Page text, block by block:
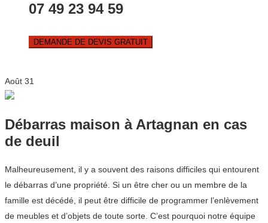
07 49 23 94 59
DEMANDE DE DEVIS GRATUIT
Août 31
Débarras maison à Artagnan en cas
de deuil
Malheureusement, il y a souvent des raisons difficiles qui entourent
le débarras d’une propriété. Si un être cher ou un membre de la
famille est décédé, il peut être difficile de programmer l’enlèvement
de meubles et d’objets de toute sorte. C’est pourquoi notre équipe